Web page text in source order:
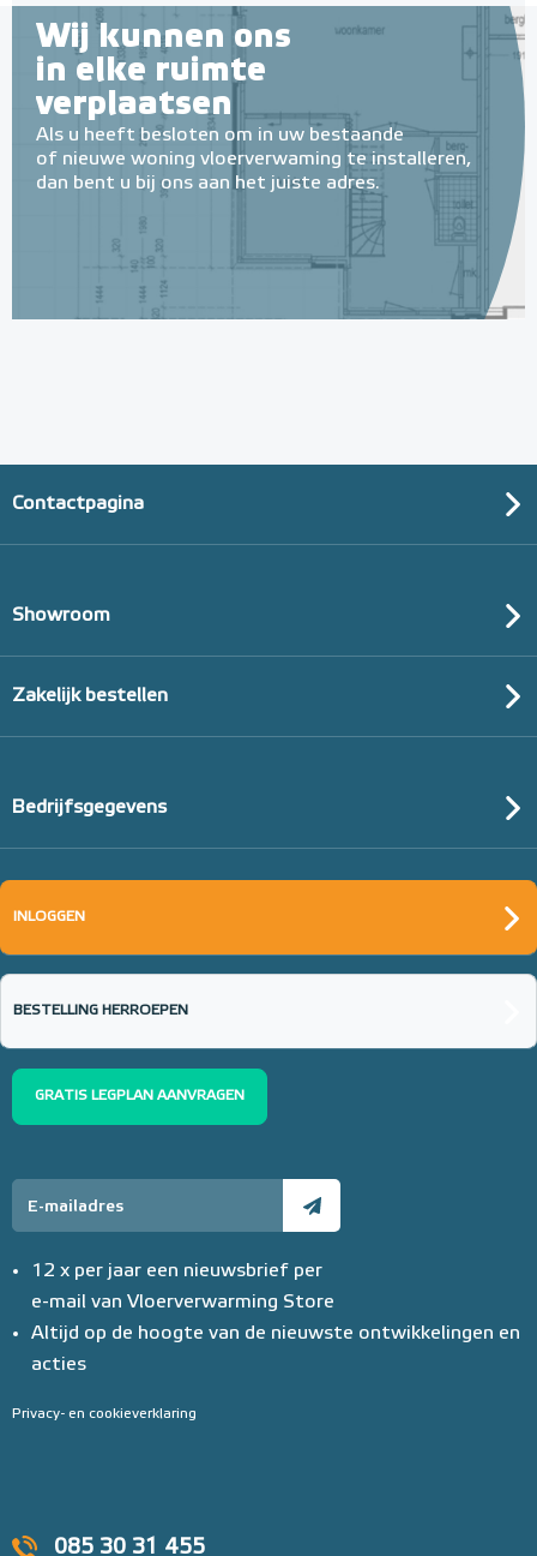
Geïsoleerde Noppenplaten
€ 148,00
(thermisch 10m² per pak)
Wij kunnen ons
in elke ruimte
verplaatsen
Als u heeft besloten om in uw bestaande
of nieuwe woning vloerverwaming te installeren,
dan bent u bij ons aan het juiste adres.
085 30 31 455
Contactpagina
Showroom
Zakelijk bestellen
Bedrijfsgegevens
INLOGGEN
BESTELLING HERROEPEN
GRATIS LEGPLAN AANVRAGEN
12 x per jaar een nieuwsbrief per
e-mail van Vloerverwarming Store
Altijd op de hoogte van de nieuwste ontwikkelingen en
acties
Privacy- en cookieverklaring